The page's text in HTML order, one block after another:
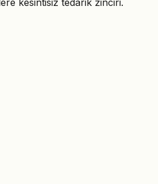
kesintisiz tedarik zinciri.